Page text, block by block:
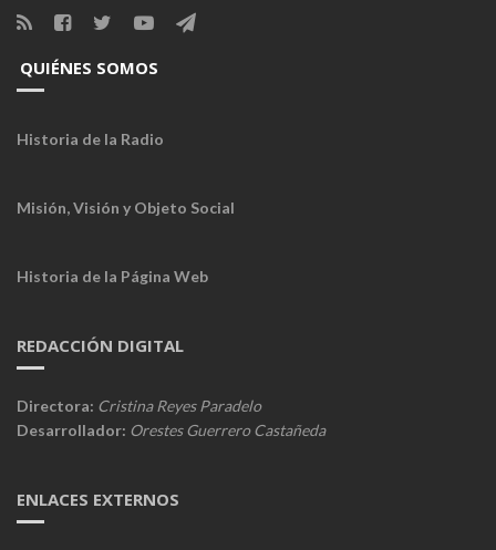
QUIÉNES SOMOS
Historia de la Radio
Misión, Visión y Objeto Social
Historia de la Página Web
REDACCIÓN DIGITAL
Directora: Cristina Reyes Paradelo
Desarrollador: Orestes Guerrero Castañeda
ENLACES EXTERNOS